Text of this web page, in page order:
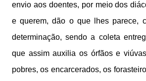
envio aos doentes, por meio dos
e querem, dão o que lhes parece,
determinação, sendo a coleta
que assim auxilia os órfãos e
pobres, os encarcerados, os